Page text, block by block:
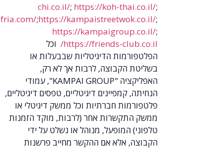
chi.co.il/;https://koh-thai.co.il/
https://hasifria.com/;https://kampaistreetwok.co.il/
https://kampaigroup.co.il/
https://friends-club.co.il/ וכל
הפלטפורמות הדיגיטליות שבבעלות או
בשליטת הקבוצה, לרבות אך לא רק,
, עמודי
הנחיתה, קמפיינים דיגיטליים, טפסים דיגיטליים,
פלטפורמות חברתיות וכל ממשק דיגיטלי או
ממשק התקשרות אחר (לרבות, מוקד הזמנות
טלפוני) המופעל, מנוהל או נשלט על ידי
הקבוצה, אלא אם ההקשר מחייב פרשנות